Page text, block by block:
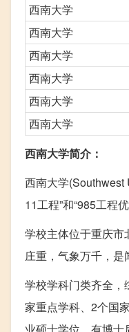
西南大学
西南大学
西南大学
西南大学
西南大学
西南大学
西南大学简介：
西南大学(Southwest
11工程”和“985工程
学校主体位于重庆
庄重，气象万千，是
学校学科门类齐全
家重点学科、2个国
业硕士学位，有博士